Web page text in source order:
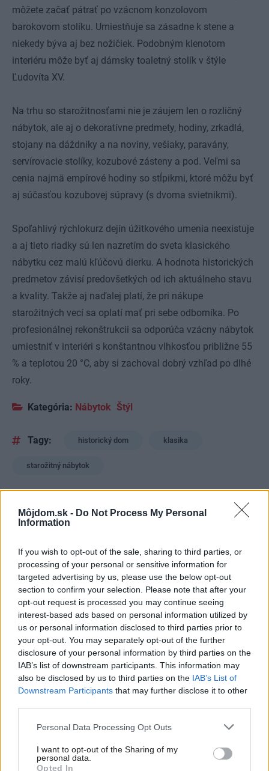
Môjdom.sk - Do Not Process My Personal
Information
If you wish to opt-out of the sale, sharing to third parties, or
processing of your personal or sensitive information for
targeted advertising by us, please use the below opt-out
section to confirm your selection. Please note that after your
opt-out request is processed you may continue seeing
interest-based ads based on personal information utilized by
us or personal information disclosed to third parties prior to
your opt-out. You may separately opt-out of the further
disclosure of your personal information by third parties on the
IAB’s list of downstream participants. This information may
also be disclosed by us to third parties on the IAB’s List of
Downstream Participants that may further disclose it to other
Please note that this website/app uses one or more Google
not limited to your visit or usage behaviour. You may click to
grant or deny consent to Google and its third-party tags to
Personal Data Processing Opt Outs
I want to opt-out of the Sharing of my
personal data.
Opted In
môžete začať pátrať po vzácnom konzolovom
barokovom stolíku. Umiestňuje sa zásadne k stene a
niekedy býva aj bez nožičiek. Podobným klenotom
interiéru môže byť aj dámsky toaletný stolík v štýle
Ľudovíta XV.
Na trhu so starožitnosťami nie je záujem len o rozličný
nábytok, ale aj o dekoratívne predmety, hodiny, zrkadlá,
stojany na dáždniky a na noviny, vešiaky, paravány,
servírovacie stolíky, kozubové zásteny a pod. Veľmi sa
cenia najmä empírové hodiny so stĺpikmi, ktoré môžu byť
aj súčasťou kozubovej súpravy (s dvoma svietnikmi).
Spoľahlivý rýchlokurz dejín úžitkového umenia neexistuje
a aj tieto riadky sú len nazretím do sveta klasického
nábytku cez malú kľúčovú dierku. A hodnota historických
predmetov závisí predovšetkých od ich aktuálneho stavu
a kvality. Takže aj naďalej platí, že pri nákupe
starožitných vecí sa oplatí mať pri sebe odborníka. Po
profesionálnej rekonštrukcii sa odporúča vzácny nábytok
umiestniť v interiéri s konštantnou vlhkosťou približne 55
% a teplotou 20 °C, aby si zachoval dobrý vzhľad po dlhé
roky.
Kategória: Nábytok Štýl
Tagy: historický dom klasika
starožitný nábytok
Pozrite si viac